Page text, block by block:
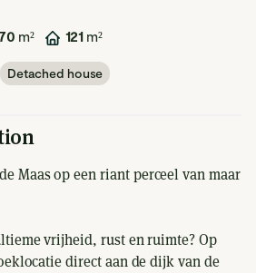
m² 121m²
Detached house
Maas op een riant perceel van maar
vrijheid, rust en ruimte? Op
direct aan de dijk van de